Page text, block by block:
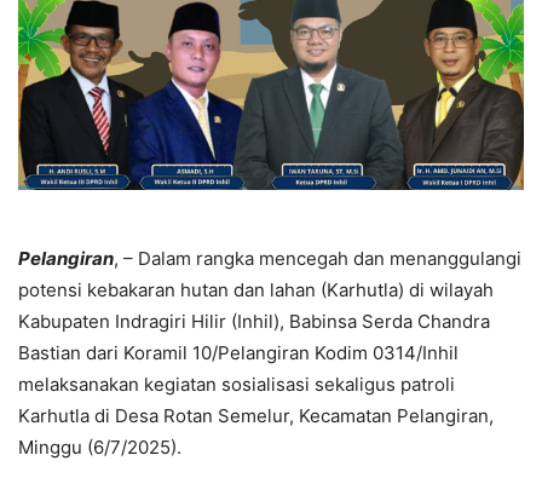
Pelangiran, – Dalam rangka mencegah dan menanggulangi
potensi kebakaran hutan dan lahan (Karhutla) di wilayah
Kabupaten Indragiri Hilir (Inhil), Babinsa Serda Chandra
Bastian dari Koramil 10/Pelangiran Kodim 0314/Inhil
melaksanakan kegiatan sosialisasi sekaligus patroli
Karhutla di Desa Rotan Semelur, Kecamatan Pelangiran,
Minggu (6/7/2025).